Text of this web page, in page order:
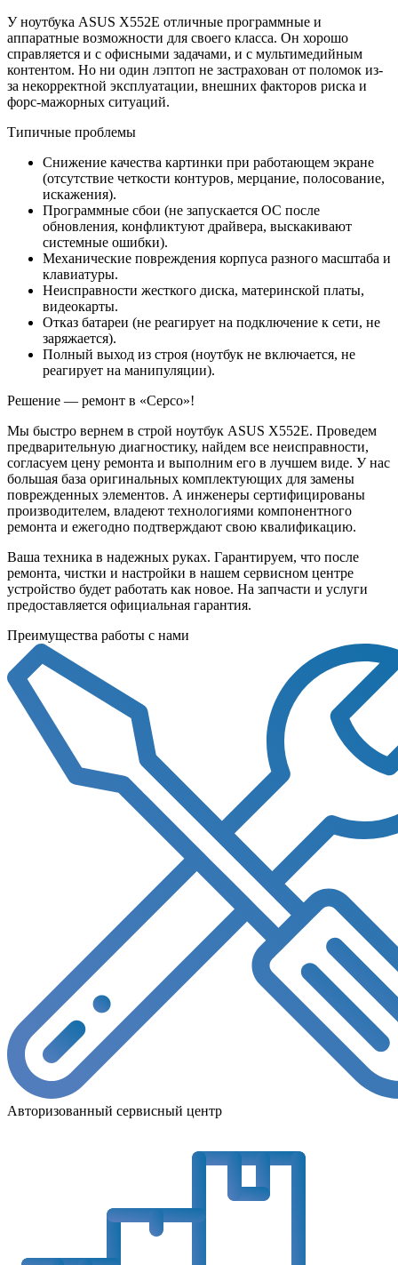
У ноутбука ASUS X552E отличные программные и
аппаратные возможности для своего класса. Он хорошо
справляется и с офисными задачами, и с мультимедийным
контентом. Но ни один лэптоп не застрахован от поломок из-
за некорректной эксплуатации, внешних факторов риска и
форс-мажорных ситуаций.
Типичные проблемы
Снижение качества картинки при работающем экране
(отсутствие четкости контуров, мерцание, полосование,
искажения).
Программные сбои (не запускается ОС после
обновления, конфликтуют драйвера, выскакивают
системные ошибки).
Механические повреждения корпуса разного масштаба и
клавиатуры.
Неисправности жесткого диска, материнской платы,
видеокарты.
Отказ батареи (не реагирует на подключение к сети, не
заряжается).
Полный выход из строя (ноутбук не включается, не
реагирует на манипуляции).
Решение — ремонт в «Серсо»!
Мы быстро вернем в строй ноутбук ASUS X552E. Проведем
предварительную диагностику, найдем все неисправности,
согласуем цену ремонта и выполним его в лучшем виде. У нас
большая база оригинальных комплектующих для замены
поврежденных элементов. А инженеры сертифицированы
производителем, владеют технологиями компонентного
ремонта и ежегодно подтверждают свою квалификацию.
Ваша техника в надежных руках. Гарантируем, что после
ремонта, чистки и настройки в нашем сервисном центре
устройство будет работать как новое. На запчасти и услуги
предоставляется официальная гарантия.
Преимущества работы с нами
Авторизованный сервисный центр